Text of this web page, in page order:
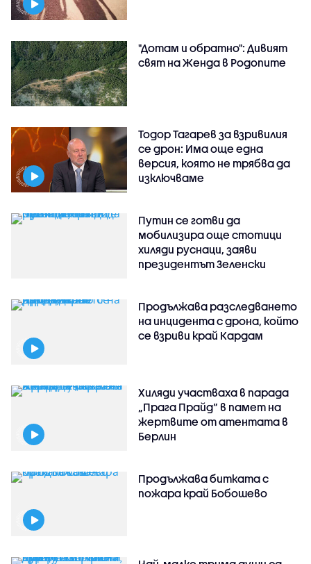
"Дотам и обратно": Дивият
свят на Женда в Родопите
Тодор Тагарев за взривилия
се дрон: Има още една
версия, която не трябва да
изключваме
Путин се готви да
мобилизира още стотици
хиляди руснаци, заяви
президентът Зеленски
Продължава разследването
на инцидента с дрона, който
се взриви край Кардам
Хиляди участваха в парада
„Прага Прайд“ в памет на
жертвите от атентата в
Берлин
Продължава битката с
пожара край Бобошево